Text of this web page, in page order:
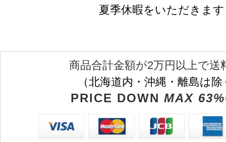
夏季休暇をいただきます
商品合計金額が2万円以上で送
（北海道内・沖縄・離島は
PRICE DOWN MAX